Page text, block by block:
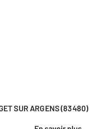
SUR ARGENS (83480)